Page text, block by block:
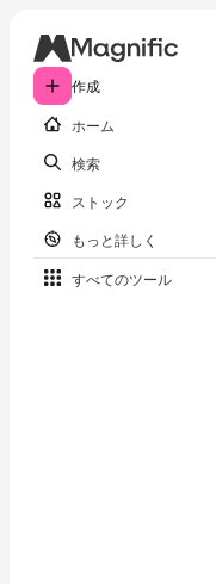
作成
ホーム
検索
ストック
もっと詳しく
すべてのツール